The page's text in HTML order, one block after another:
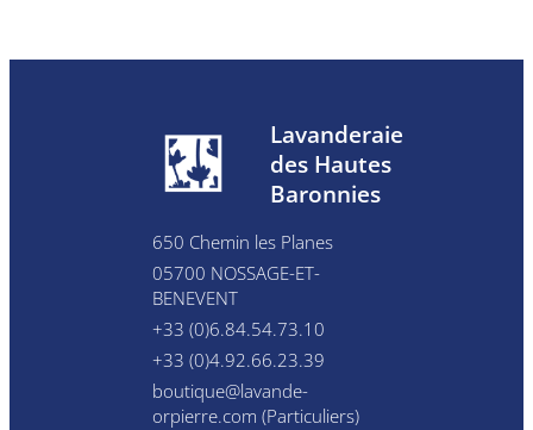
Lavanderaie
des Hautes
Baronnies
650 Chemin les Planes
05700 NOSSAGE-ET-
BENEVENT
+33 (0)6.84.54.73.10
+33 (0)4.92.66.23.39
boutique@lavande-
orpierre.com (Particuliers)